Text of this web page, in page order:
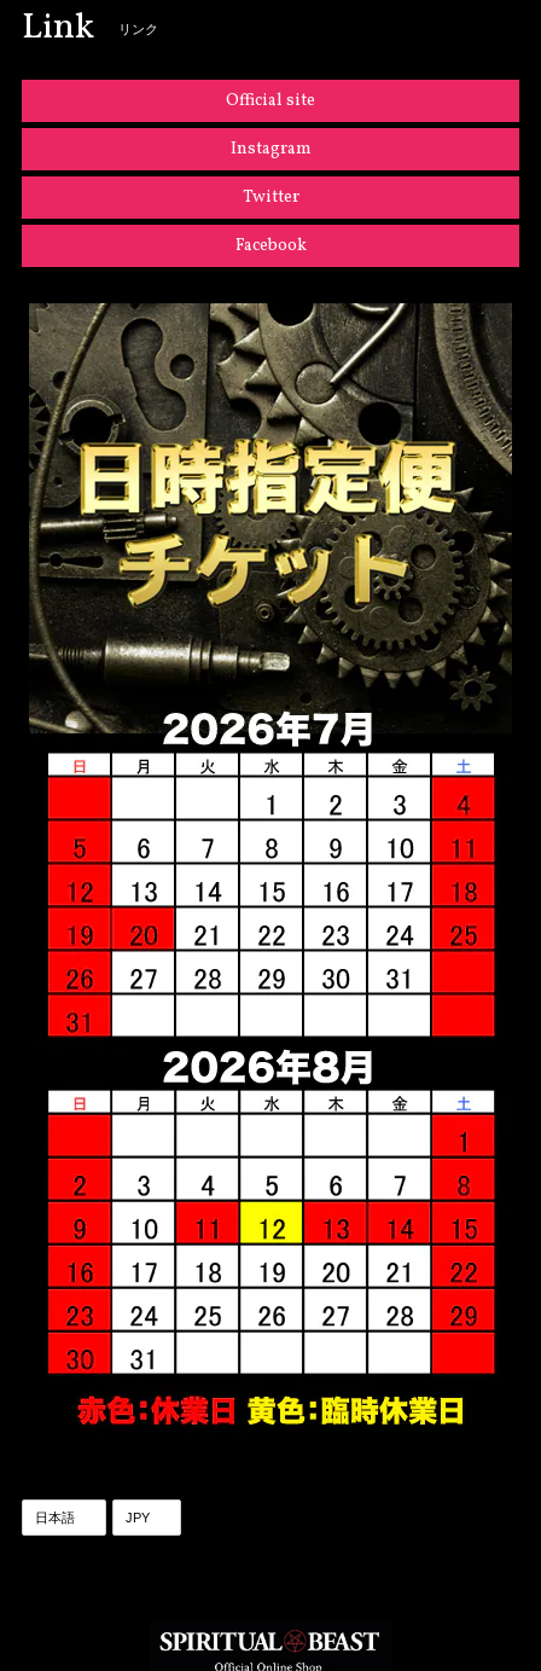
Link リンク
Official site
Instagram
Twitter
Facebook